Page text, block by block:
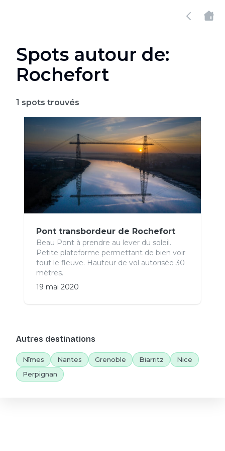
Spots autour de:
Rochefort
1 spots trouvés
Pont transbordeur de Rochefort
Beau Pont à prendre au lever du soleil.
Petite plateforme permettant de bien voir
tout le fleuve. Hauteur de vol autorisée 30
mètres.
19 mai 2020
Autres destinations
Nîmes Nantes Grenoble Biarritz
Nice
Perpignan